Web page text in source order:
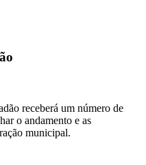
receberá um número de
o andamento e as
municipal.